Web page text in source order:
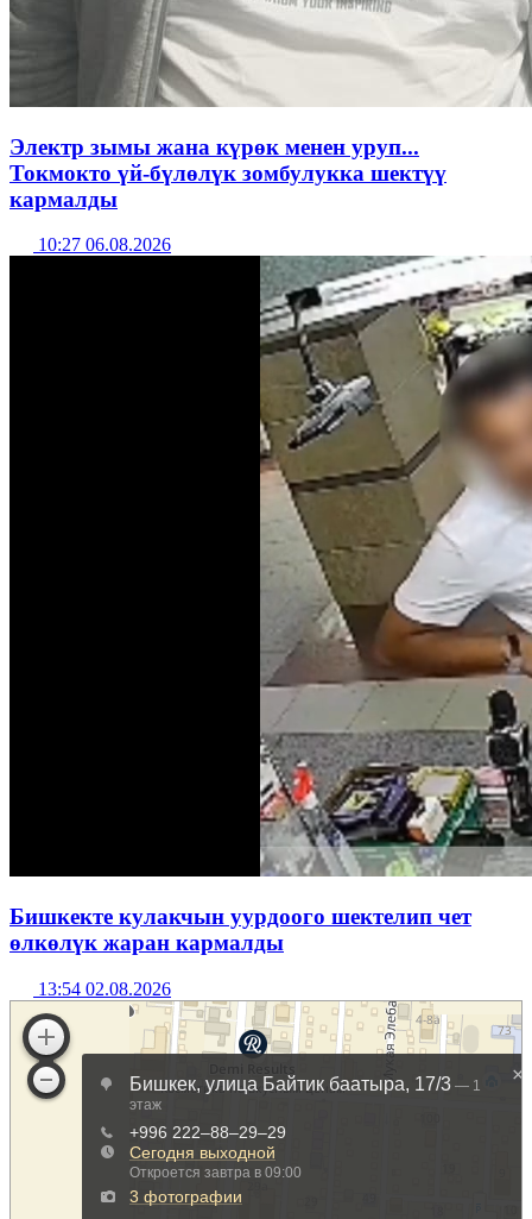
Электр зымы жана күрөк менен уруп...
Токмокто үй-бүлөлүк зомбулукка шектүү
кармалды
10:27 06.08.2026
Бишкекте кулакчын уурдоого шектелип чет
өлкөлүк жаран кармалды
13:54 02.08.2026